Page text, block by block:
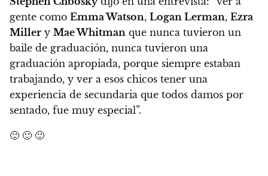
gente como Emma Watson, Logan Lerman, Ezra
Miller y Mae Whitman que nunca tuvieron un
baile de graduación, nunca tuvieron una
graduación apropiada, porque siempre estaban
trabajando, y ver a esos chicos tener una
experiencia de secundaria que todos damos por
sentado, fue muy especial”.
🙂 🙂 🙂